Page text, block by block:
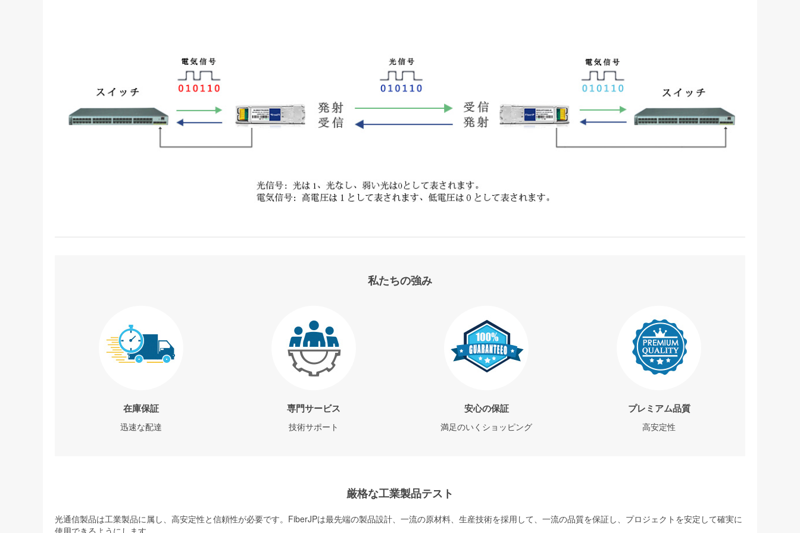
私たちの強み
在庫保証
迅速な配達
専門サービス
技術サポート
安心の保証
満足のいくショッピング
プレミアム品質
高安定性
厳格な工業製品テスト
光通信製品は工業製品に属し、高安定性と信頼性が必要です。FiberJPは最先端の製品設計、一流の原材料、生産技術を採用して、一流の品質を保証し、プロジェクトを安定して確実に